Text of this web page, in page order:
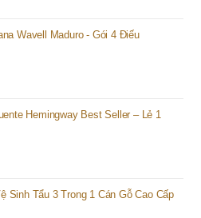
Wavell Maduro - Gói 4 Điếu
Hemingway Best Seller – Lẻ 1
Sinh Tẩu 3 Trong 1 Cán Gỗ Cao Cấp